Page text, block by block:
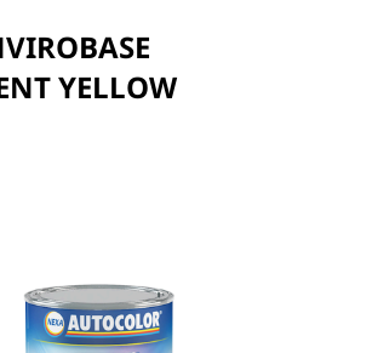
YELLOW